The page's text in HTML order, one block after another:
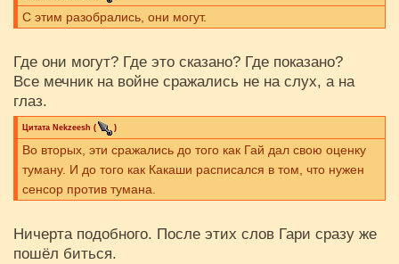
С этим разобрались, они могут.
Где они могут? Где это сказано? Где показано?
Все мечник на войне сражались не на слух, а на
глаз.
Цитата Nekzeesh ( )
Во вторых, эти сражались до того как Гай дал свою оценку
туману. И до того как Какаши расписался в том, что нужен
сенсор против тумана.
Ничерта подобного. После этих слов Гари сразу же
пошёл биться.